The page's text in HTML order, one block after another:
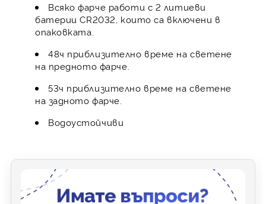
Всяко фарче работи с 2 литиеви
батерии CR2032, които са включени в
опаковката.
48ч приблизително време на светене
на предното фарче.
53ч приблизително време на светене
на задното фарче.
Водоустойчиви